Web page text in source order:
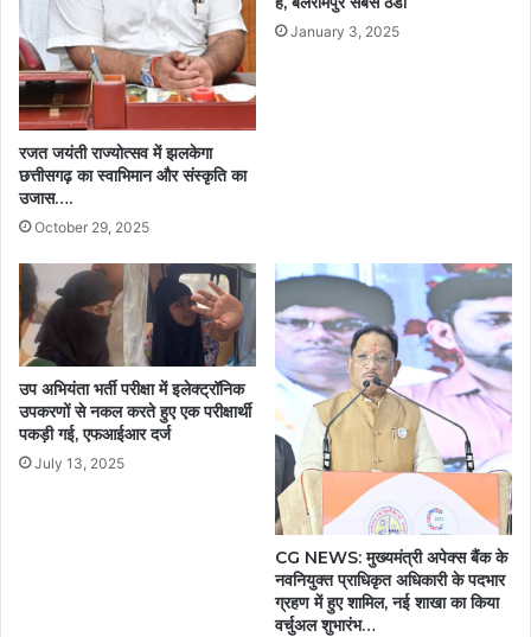
रजत जयंती राज्योत्सव में झलकेगा
छत्तीसगढ़ का स्वाभिमान और संस्कृति का
उजास….
October 29, 2025
January 3, 2025
उप अभियंता भर्ती परीक्षा में इलेक्ट्रॉनिक
उपकरणों से नकल करते हुए एक परीक्षार्थी
पकड़ी गई, एफआईआर दर्ज
July 13, 2025
CG NEWS: मुख्यमंत्री अपेक्स बैंक के
नवनियुक्त प्राधिकृत अधिकारी के पदभार
ग्रहण में हुए शामिल, नई शाखा का किया
वर्चुअल शुभारंभ…